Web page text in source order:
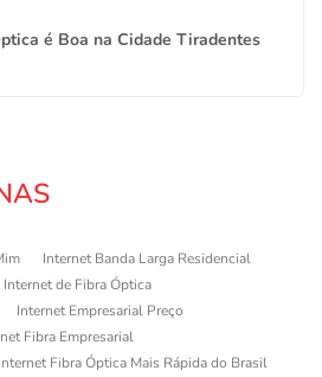
é Boa na Cidade Tiradentes
Internet Banda Larga Residencial
Internet de Fibra Óptica
Internet Empresarial Preço
Fibra Empresarial
Internet Fibra Óptica Mais Rápida do Brasil